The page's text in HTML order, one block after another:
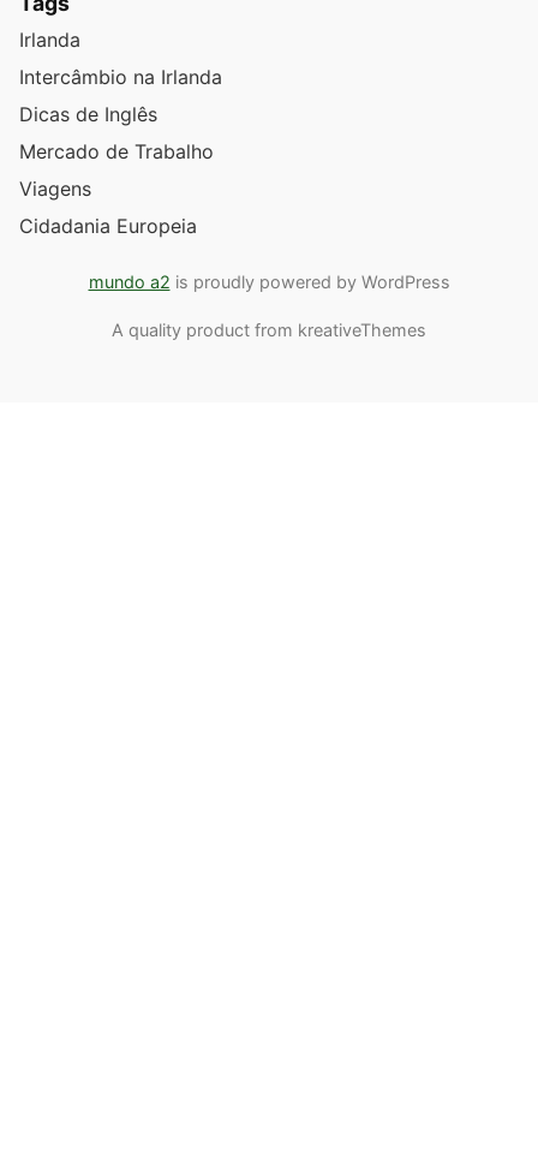
Irlanda
Intercâmbio na Irlanda
Dicas de Inglês
Mercado de Trabalho
Viagens
Cidadania Europeia
mundo a2 is proudly powered by WordPress
A quality product from kreativeThemes